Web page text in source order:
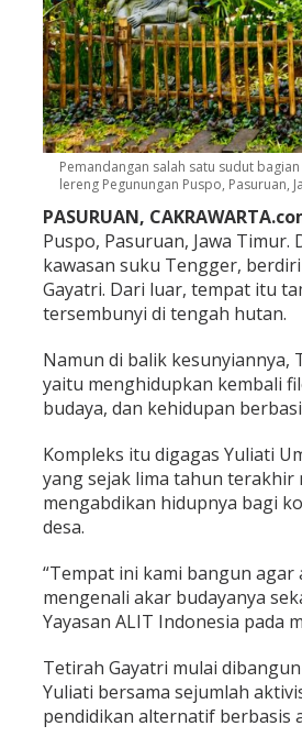
n
g
B
r
o
m
o
y
a
n
g
K
i
n
i
M
e
g
h
i
u
p
k
a
m
b
a
i
F
i
l
Pemandangan salah satu sudut
lereng Pegunungan Puspo, Pasuruan,
PASURUAN,
Puspo, Pasuruan, Jawa
kawasan suku Tengger,
Gayatri. Dari luar, tempat itu
tersembunyi di tengah hutan.
Namun di balik kesunyiannya,
yaitu menghidupkan kembali
budaya, dan kehidupan
Kompleks itu digagas Yuliati
yang sejak lima tahun
mengabdikan hidupnya bagi
desa.
“Tempat ini kami bangun
mengenali akar budayanya
Yayasan ALIT Indonesia pada
Tetirah Gayatri mulai
Yuliati bersama sejumlah
pendidikan alternatif berbasis